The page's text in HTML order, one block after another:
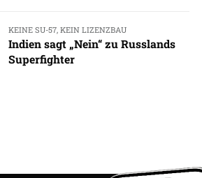
KEINE SU-57, KEIN LIZENZBAU
Indien sagt „Nein“ zu Russlands
Superfighter